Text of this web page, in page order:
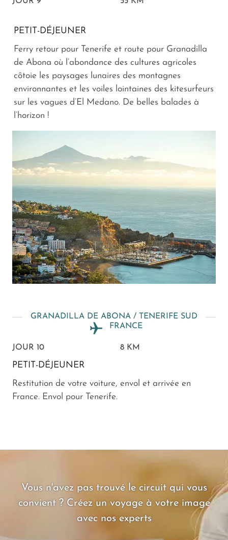
PETIT-DÉJEUNER
Ferry retour pour Tenerife et route pour Granadilla
de Abona où l’abondance des cultures agricoles
côtoie les paysages lunaires des montagnes
environnantes et les voiles lointaines des kitesurfeurs
sur les vagues d’El Medano. De belles balades à
l’horizon !
GRANADILLA DE ABONA / TENERIFE SUD
FRANCE
JOUR 10 8 KM
PETIT-DÉJEUNER
Restitution de votre voiture, envol et arrivée en
France. Envol pour Tenerife.
Vous n'avez pas trouvé le circuit qui vous
convient ? Créez un voyage à votre image
avec nos experts